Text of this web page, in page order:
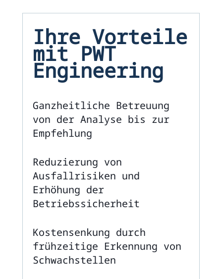
Ihre Vorteile
mit PWT
Engineering
Ganzheitliche Betreuung
von der Analyse bis zur
Empfehlung
Reduzierung von
Ausfallrisiken und
Erhöhung der
Betriebssicherheit
Kostensenkung durch
frühzeitige Erkennung von
Schwachstellen